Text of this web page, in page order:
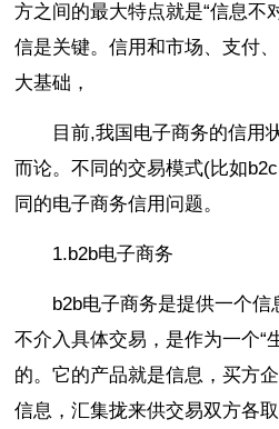
方之间的最大特点就是“信息不
信是关键。信用和市场、支付
大基础，
目前,我国电子商务的信用
而论。不同的交易模式(比如
同的电子商务信用问题。
1.b2b电子商务
b2b电子商务是提供一个
不介入具体交易，是作为一个“
的。它的产品就是信息，买方
信息，汇集拢来供交易双方各